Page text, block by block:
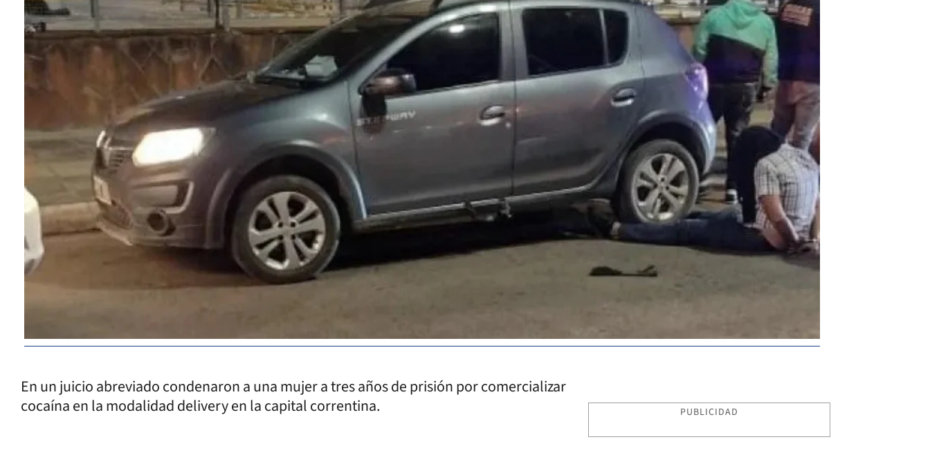
En un juicio abreviado condenaron a una mujer a tres años de prisión por comercializar
cocaína en la modalidad delivery en la capital correntina.
PUBLICIDAD